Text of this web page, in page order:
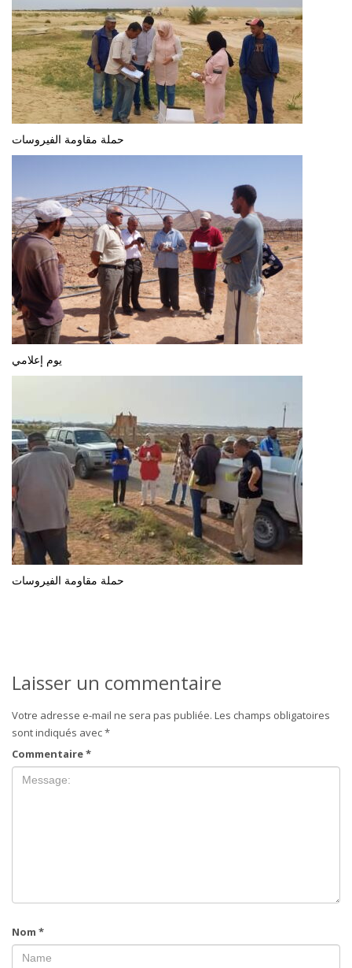
حملة مقاومة الفيروسات
يوم إعلامي
حملة مقاومة الفيروسات
Laisser un commentaire
Votre adresse e-mail ne sera pas publiée. Les champs obligatoires
sont indiqués avec*
Commentaire*
Nom *